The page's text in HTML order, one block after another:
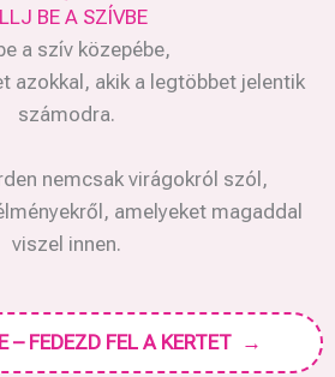
BE A SZÍVBE
a szív közepébe,
azokkal, akik a legtöbbet jelentik
számodra.
nemcsak virágokról szól,
amelyeket magaddal
viszel innen.
– FEDEZD FEL A KERTET →